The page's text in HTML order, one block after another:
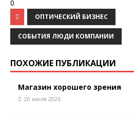
0
ОПТИЧЕСКИЙ БИЗНЕС
СОБЫТИЯ ЛЮДИ КОМПАНИИ
ПОХОЖИЕ ПУБЛИКАЦИИ
Магазин хорошего зрения
20 июля 2026